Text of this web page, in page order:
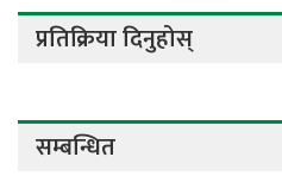
प्रतिक्रिया दिनुहोस्
सम्बन्धित